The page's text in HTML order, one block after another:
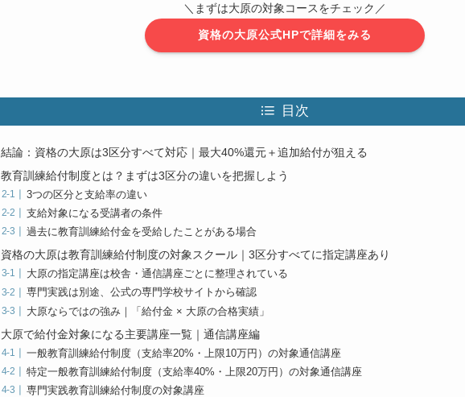
＼まずは大原の対象コースをチェック／
資格の大原公式HPで詳細をみる
目次
結論：資格の大原は3区分すべて対応｜最大40%還元＋追加給付が狙える
教育訓練給付制度とは？まずは3区分の違いを把握しよう
3つの区分と支給率の違い
支給対象になる受講者の条件
過去に教育訓練給付金を受給したことがある場合
資格の大原は教育訓練給付制度の対象スクール｜3区分すべてに指定講座あり
大原の指定講座は校舎・通信講座ごとに整理されている
専門実践は別途、公式の専門学校サイトから確認
大原ならではの強み｜「給付金 × 大原の合格実績」
大原で給付金対象になる主要講座一覧｜通信講座編
一般教育訓練給付制度（支給率20%・上限10万円）の対象通信講座
特定一般教育訓練給付制度（支給率40%・上限20万円）の対象通信講座
専門実践教育訓練給付制度の対象講座